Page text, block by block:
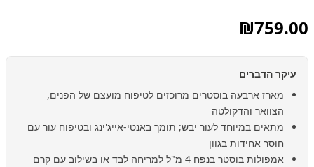
₪759.00
עיקר הדברים
מארז ארבעה בוסטרים מרוכזים לטיפוח מועצם של הפנים,
הצוואר והדקולטה
מתאים במיוחד לעור יבש; תומך באנטי-אייג'ינג ובטיפוח עור עם
חוסר אחידות בגוון
אמפולות בוסטר בנפח 4 מ"ל למריחה לבד או בשילוב עם קרם